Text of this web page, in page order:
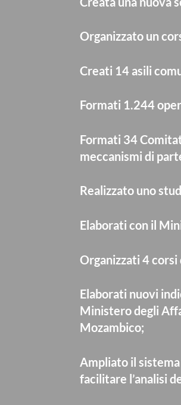
Organizzato un
Creati 14 asili
Formati 1.244
Formati 34
meccanismi di
Realizzato uno
Elaborati con il
Organizzati 4
Elaborati nuovi
Ministero degli
Mozambico;
Ampliato il
facilitare l’analisi